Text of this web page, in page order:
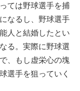
ては野球選手を捕
なるし、野球選手
人と結婚したとい
る。実際に野球選
、もし虚栄心の塊
選手を狙っていく